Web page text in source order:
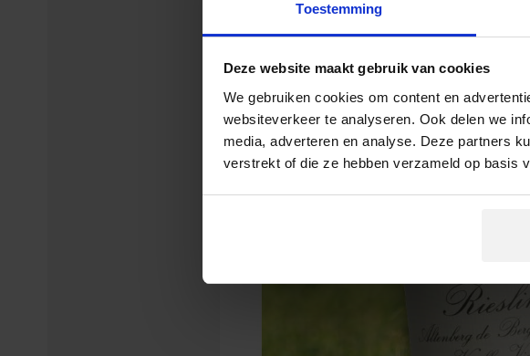
Toestemming
Deze website maakt gebruik van cookies
We gebruiken cookies om content en
websiteverkeer te analyseren. Ook delen we
media, adverteren en analyse. Deze partners
verstrekt of die ze hebben verzameld op basis